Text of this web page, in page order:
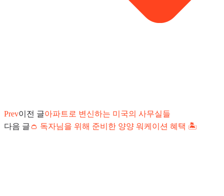
Prev이전 글아파트로 변신하는 미국의 사무실들
다음 글 👛 독자님을 위해 준비한 양양 워케이션 혜택 🏝️